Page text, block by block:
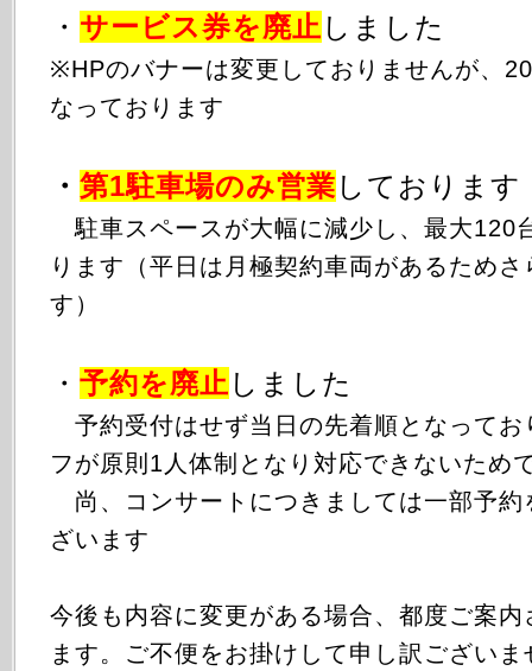
・ サービス券を廃止 しました
※HPのバナーは変更しておりませんが、
なっております
・ 第1駐車場のみ営業 しております
駐車スペースが大幅に減少し、最大120
ります（平日は月極契約車両があるため
す）
・ 予約を廃止 しました
予約受付はせず当日の先着順となってお
フが原則1人体制となり対応できないため
尚、コンサートにつきましては一部予約
ざいます
今後も内容に変更がある場合、都度ご案
ます。ご不便をお掛けして申し訳ござい